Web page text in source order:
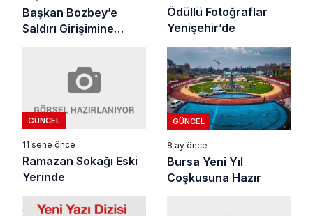
Başkan Bozbey’e
Saldırı Girişimine
Ödüllü Fotoğraflar
Yenişehir’de
GÜNCEL
11 sene önce
Ramazan Sokağı Eski
Yerinde
GÜNCEL
8 ay önce
Bursa Yeni Yıl
Coşkusuna Hazır